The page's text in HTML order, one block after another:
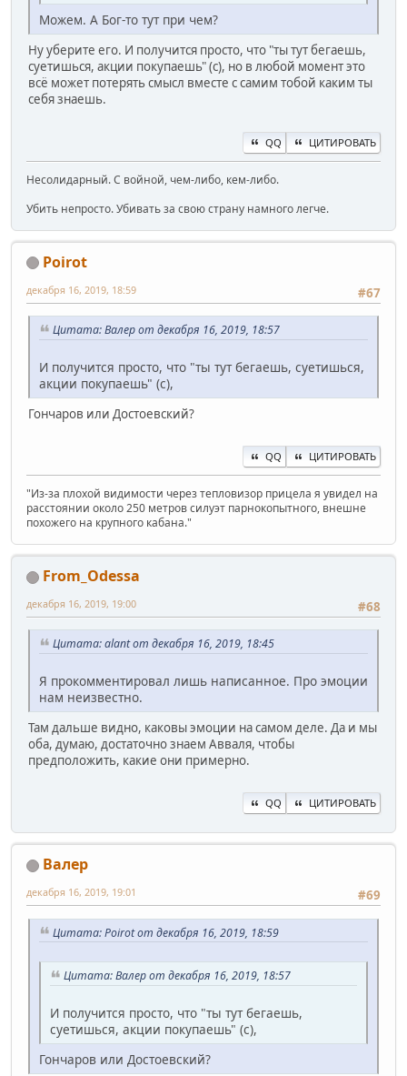
Можем. А Бог-то тут при чем?
Ну уберите его. И получится просто, что "ты тут бегаешь,
суетишься, акции покупаешь" (с), но в любой момент это
всё может потерять смысл вместе с самим тобой каким ты
себя знаешь.
QQ ЦИТИРОВАТЬ
Несолидарный. С войной, чем-либо, кем-либо.
Убить непросто. Убивать за свою страну намного легче.
Poirot
#67
декабря 16, 2019, 18:59
Цитата: Валер от декабря 16, 2019, 18:57
И получится просто, что "ты тут бегаешь, суетишься,
акции покупаешь" (с),
Гончаров или Достоевский?
QQ ЦИТИРОВАТЬ
"Из-за плохой видимости через тепловизор прицела я увидел на
расстоянии около 250 метров силуэт парнокопытного, внешне
похожего на крупного кабана."
From_Odessa
#68
декабря 16, 2019, 19:00
Цитата: alant от декабря 16, 2019, 18:45
Я прокомментировал лишь написанное. Про эмоции
нам неизвестно.
Там дальше видно, каковы эмоции на самом деле. Да и мы
оба, думаю, достаточно знаем Авваля, чтобы
предположить, какие они примерно.
QQ ЦИТИРОВАТЬ
Валер
#69
декабря 16, 2019, 19:01
Цитата: Poirot от декабря 16, 2019, 18:59
Цитата: Валер от декабря 16, 2019, 18:57
И получится просто, что "ты тут бегаешь,
суетишься, акции покупаешь" (с),
Гончаров или Достоевский?